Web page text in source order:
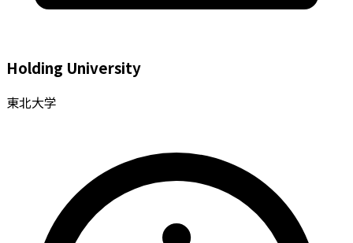
Holding University
東北大学